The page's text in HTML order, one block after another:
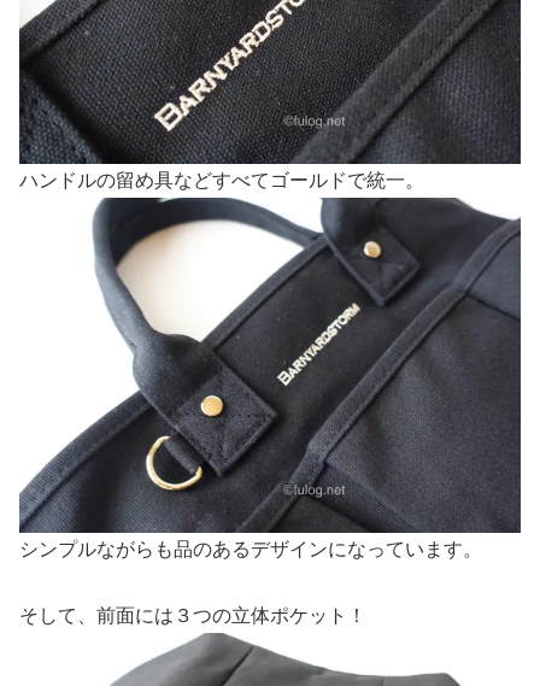
ハンドルの留め具などすべてゴールドで統一。
シンプルながらも品のあるデザインになっています。
そして、前面には３つの立体ポケット！